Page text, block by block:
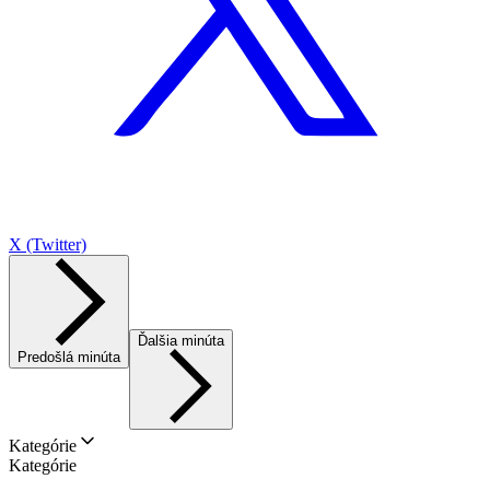
X (Twitter)
Predošlá minúta
Ďalšia minúta
Kategórie
Kategórie